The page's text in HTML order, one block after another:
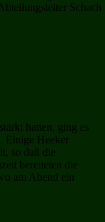
Schach
hatten, ging es
Einige Heeker
so daß die
bereiteten die
am Abend ein